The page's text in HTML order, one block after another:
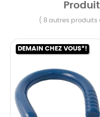
( 8 autres produits
DEMAIN CHEZ VOUS*!